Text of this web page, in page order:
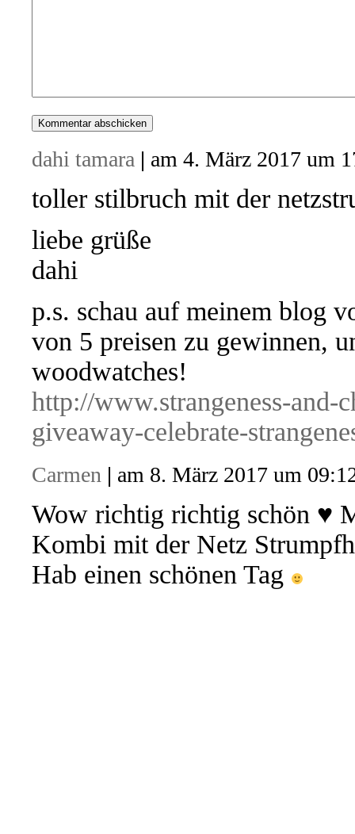
dahi tamara | am 4. März 2017 um
toller stilbruch mit der
liebe grüße
dahi
p.s. schau auf meinem blog
von 5 preisen zu gewinnen,
woodwatches!
http://www.strangeness-and-
giveaway-celebrate-
Carmen | am 8. März 2017 um
Wow richtig richtig schön ♥
Kombi mit der Netz
Hab einen schönen Tag